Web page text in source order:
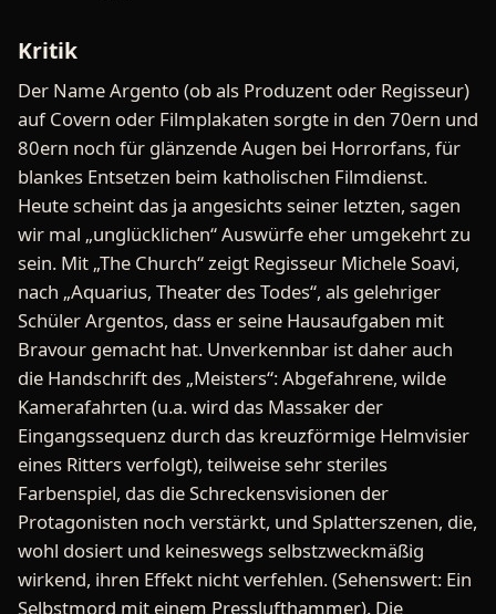
Kritik
Der Name Argento (ob als Produzent oder Regisseur)
auf Covern oder Filmplakaten sorgte in den 70ern und
80ern noch für glänzende Augen bei Horrorfans, für
blankes Entsetzen beim katholischen Filmdienst.
Heute scheint das ja angesichts seiner letzten, sagen
wir mal „unglücklichen“ Auswürfe eher umgekehrt zu
sein. Mit „The Church“ zeigt Regisseur Michele Soavi,
nach „Aquarius, Theater des Todes“, als gelehriger
Schüler Argentos, dass er seine Hausaufgaben mit
Bravour gemacht hat. Unverkennbar ist daher auch
die Handschrift des „Meisters“: Abgefahrene, wilde
Kamerafahrten (u.a. wird das Massaker der
Eingangssequenz durch das kreuzförmige Helmvisier
eines Ritters verfolgt), teilweise sehr steriles
Farbenspiel, das die Schreckensvisionen der
Protagonisten noch verstärkt, und Splatterszenen, die,
wohl dosiert und keineswegs selbstzweckmäßig
wirkend, ihren Effekt nicht verfehlen. (Sehenswert: Ein
Selbstmord mit einem Presslufthammer). Die